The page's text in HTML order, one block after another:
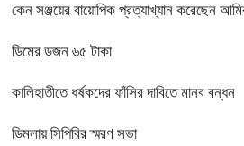
কেন সঞ্জয়ের বায়োপিক প্রত্যাখ্যান করেছেন
ডিমের ডজন ৬৫ টাকা
কালিহাতীতে ধর্ষকদের ফাঁসির দাবিতে মানব বন্ধন
ডিমলায় সিপিবির স্মরণ সভা